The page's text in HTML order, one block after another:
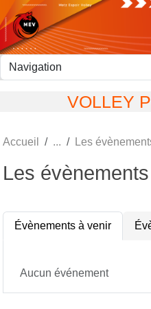
VOLLEY
Accueil Les
Les évènements
Évènements à venir
Aucun événement
Panneau de gestion des